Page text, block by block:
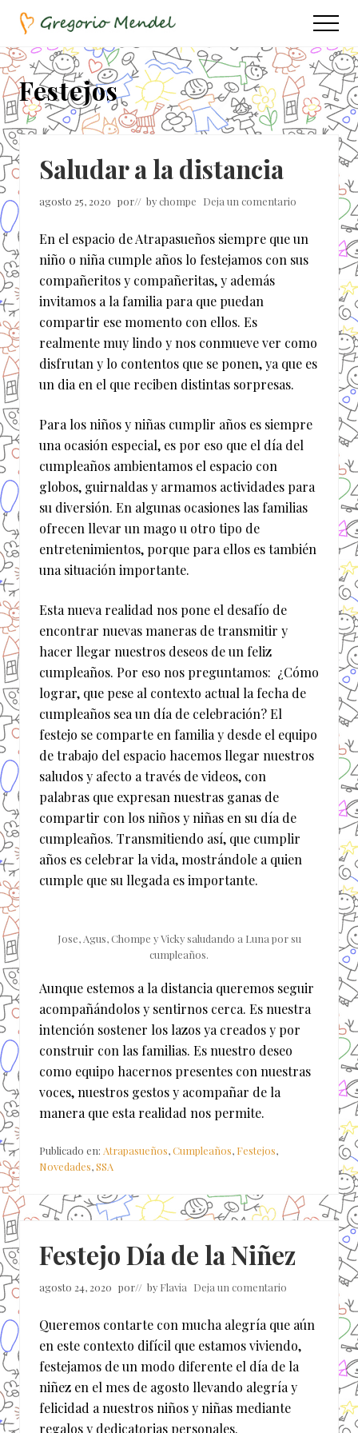
Menu
Saltar
contenido
principal
Saltar
la
barra
lateral
principal
Asociación
Civil
Menu
Festejos
Saludar a la distancia
agosto 25, 2020 por// bychompe Deja un comentario
En el espacio de Atrapasueños siempre que un
niño o niña cumple años lo festejamos con sus
compañeritos y compañeritas, y además
invitamos a la familia para que puedan
compartir ese momento con ellos. Es
realmente muy lindo y nos conmueve ver como
disfrutan y lo contentos que se ponen, ya que es
un dia en el que reciben distintas sorpresas.
Para los niños y niñas cumplir años es siempre
una ocasión especial, es por eso que el día del
cumpleaños ambientamos el espacio con
globos, guirnaldas y armamos actividades para
su diversión. En algunas ocasiones las familias
ofrecen llevar un mago u otro tipo de
entretenimientos, porque para ellos es también
una situación importante.
Esta nueva realidad nos pone el desafío de
encontrar nuevas maneras de transmitir y
hacer llegar nuestros deseos de un feliz
cumpleaños. Por eso nos preguntamos: ¿Cómo
lograr, que pese al contexto actual la fecha de
cumpleaños sea un día de celebración? El
festejo se comparte en familia y desde el equipo
de trabajo del espacio hacemos llegar nuestros
saludos y afecto a través de videos, con
palabras que expresan nuestras ganas de
compartir con los niños y niñas en su día de
cumpleaños. Transmitiendo así, que cumplir
años es celebrar la vida, mostrándole a quien
cumple que su llegada es importante.
Jose, Agus, Chompe y Vicky saludando a Luna por su
cumpleaños.
Aunque estemos a la distancia queremos seguir
acompañándolos y sentirnos cerca. Es nuestra
intención sostener los lazos ya creados y por
construir con las familias. Es nuestro deseo
como equipo hacernos presentes con nuestras
voces, nuestros gestos y acompañar de la
manera que esta realidad nos permite.
Publicado en: Atrapasueños,Cumpleaños, Festejos,
Novedades,SSA
Festejo Día de la Niñez
agosto 24, 2020 por// by Flavia Deja un comentario
Queremos contarte con mucha alegría que aún
en este contexto difícil que estamos viviendo,
festejamos de un modo diferente el día de la
niñez en el mes de agosto llevando alegría y
felicidad a nuestros niños y niñas mediante
regalos y dedicatorias personales.